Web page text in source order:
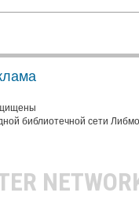
библиотечной сети